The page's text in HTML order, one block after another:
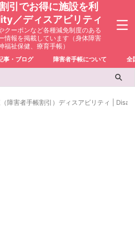
引でお得に施設を利
／ディスアビリティ
クーポンなど各種減免制度のある
情報を掲載しています（身体障害
福祉保健、療育手帳）
事・ブログ 障害者手帳について 全
障害者手帳割引）ディスアビリティ |